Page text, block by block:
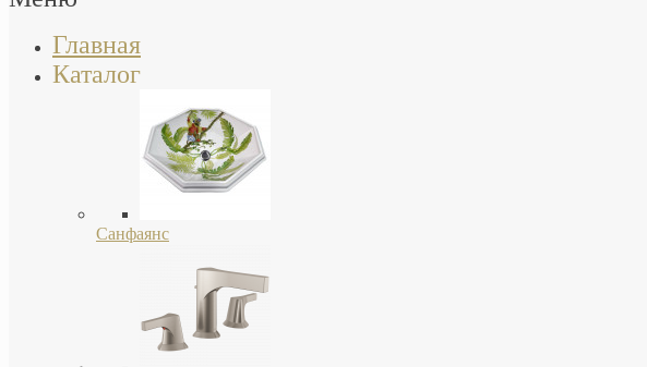
Главная
Каталог
Санфаянс